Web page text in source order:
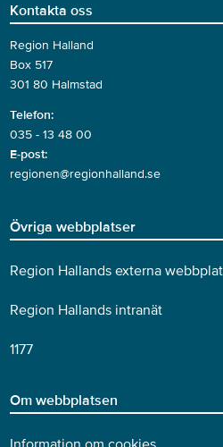
Kontakta oss
Region Halland
Box 517
301 80 Halmstad
Telefon:
035 - 13 48 00
E-post:
regionen@regionhalland.se
Övriga webbplatser
Region Hallands externa
Region Hallands intranät
1177
Om webbplatsen